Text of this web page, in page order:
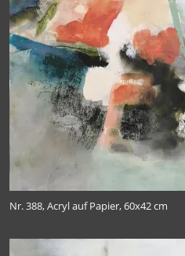
Nr. 388, Acryl auf Papier, 60x42 cm